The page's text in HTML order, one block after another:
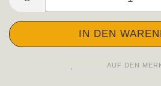
AUF DEN